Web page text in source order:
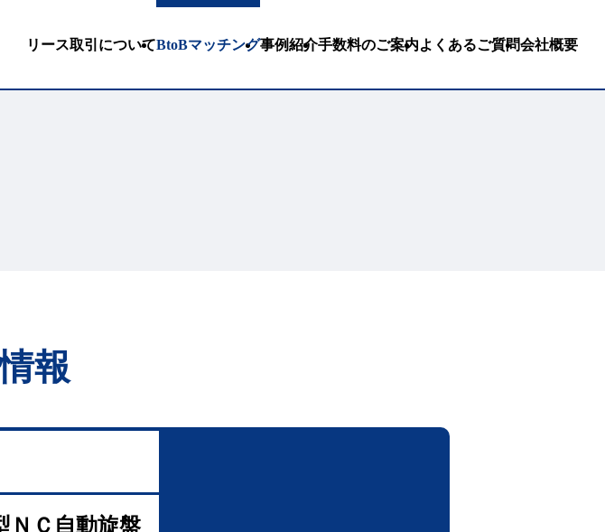
リース取引についてBtoBマッチング事例紹介手数料のご案内よくあるご質問会社概要
報
ＮＣ自動旋盤